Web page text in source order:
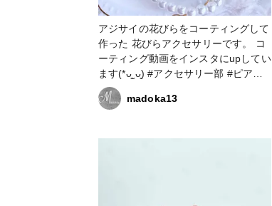
アジサイの花びらをコーティングして
作った 花びらアクセサリーです。 コ
ーティング動画をインスタにupしてい
ます(*ᴗ͈ˬᴗ͈) #アクセサリー部 #ピアス
#イヤリング #ハンドメイド大好き #
ハンドメイド好きな人と繋がりたい #
madoka13